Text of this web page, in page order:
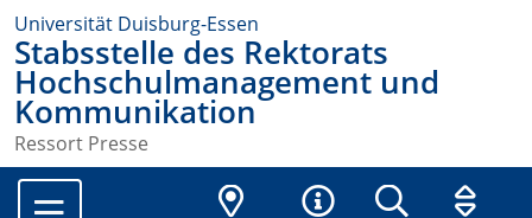
Universität Duisburg-Essen
Stabsstelle des Rektorats
Hochschulmanagement und
Kommunikation
Ressort Presse